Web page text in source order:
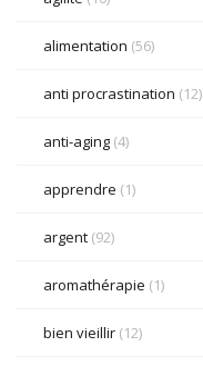
alimentation (56)
anti procrastination (12)
anti-aging (4)
apprendre (1)
argent (92)
aromathérapie (1)
bien vieillir (12)